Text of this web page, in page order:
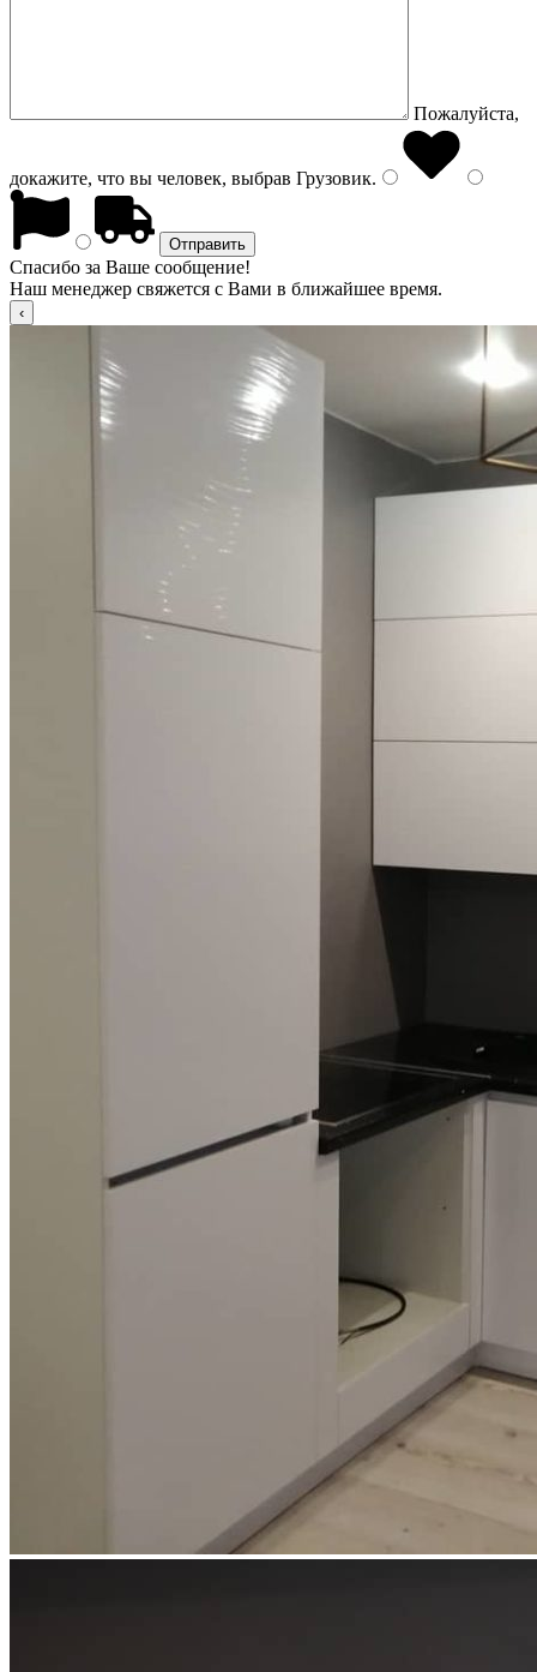
Пожалуйста,
докажите, что вы человек, выбрав Грузовик.
Спасибо за Ваше сообщение!
Наш менеджер свяжется с Вами в ближайшее время.